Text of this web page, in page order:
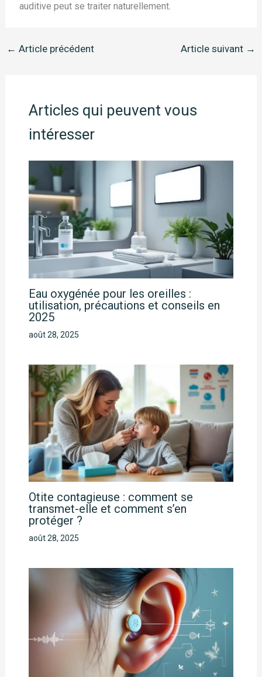
auditive peut se traiter naturellement.
← Article précédent Article suivant →
Articles qui peuvent vous
intéresser
Eau oxygénée pour les oreilles :
utilisation, précautions et conseils en
2025
août 28, 2025
Otite contagieuse : comment se
transmet-elle et comment s’en
protéger ?
août 28, 2025